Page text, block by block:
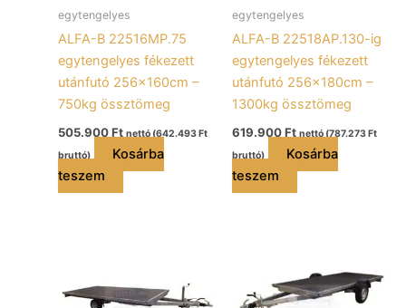
egytengelyes
ALFA-B 22516MP.75
egytengelyes fékezett
utánfutó 256x160cm –
750kg össztömeg
505.900Ft nettó (642.493 Ft
bruttó)
Kosárba
teszem
egytengelyes
ALFA-B 22518AP.130-ig
egytengelyes fékezett
utánfutó 256x180cm –
1300kg össztömeg
619.900Ft nettó (787.273 Ft
bruttó)
Kosárba
teszem